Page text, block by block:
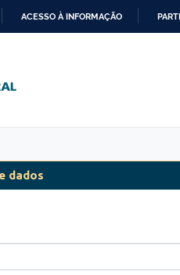
ACESSO À INFORMAÇÃO
dados